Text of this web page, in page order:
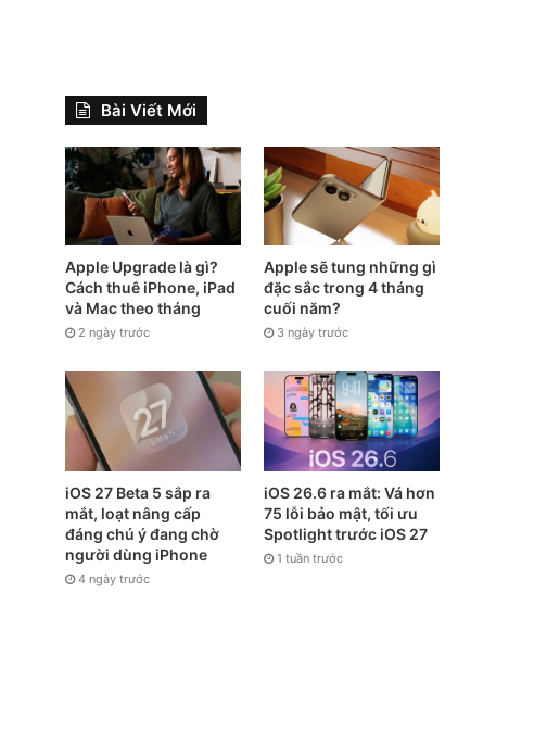
Bài Viết Mới
Apple Upgrade là gì?
Cách thuê iPhone, iPad
và Mac theo tháng
2 ngày trước
Apple sẽ tung những gì
đặc sắc trong 4 tháng
cuối năm?
3 ngày trước
iOS 27 Beta 5 sắp ra
mắt, loạt nâng cấp
đáng chú ý đang chờ
người dùng iPhone
4 ngày trước
iOS 26.6 ra mắt: Vá hơn
75 lỗi bảo mật, tối ưu
Spotlight trước iOS 27
1 tuần trước